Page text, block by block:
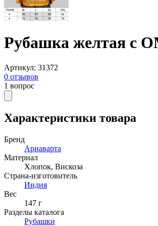
Рубашка желтая с
Артикул: 31372
0 отзывов
1 вопрос
Характеристики товара
Бренд
Ариаварта
Материал
Хлопок, Вискоза
Страна-изготовитель
Индия
Вес
147 г
Разделы каталога
Рубашки